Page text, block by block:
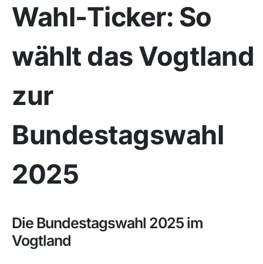
Wahl-Ticker: So
wählt das Vogtland
zur
Bundestagswahl
2025
Die Bundestagswahl 2025 im
Vogtland